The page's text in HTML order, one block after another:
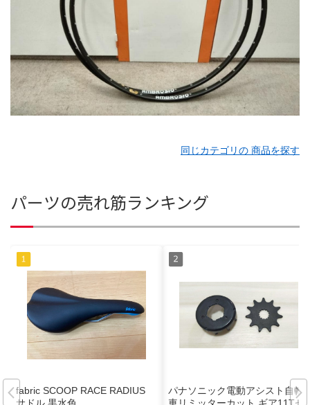
同じカテゴリの 商品を探す
パーツの売れ筋ランキング
fabric SCOOP RACE RADIUS
パナソニック電動アシスト自転